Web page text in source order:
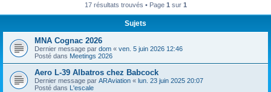
17 résultats trouvés • Page 1 sur 1
Sujets
MNA Cognac 2026
Dernier message par dom « ven. 5 juin 2026 12:46
Posté dans Meetings 2026
Aero L-39 Albatros chez Babcock
Dernier message par ARAviation « lun. 23 juin 2025 20:07
Posté dans L'escale